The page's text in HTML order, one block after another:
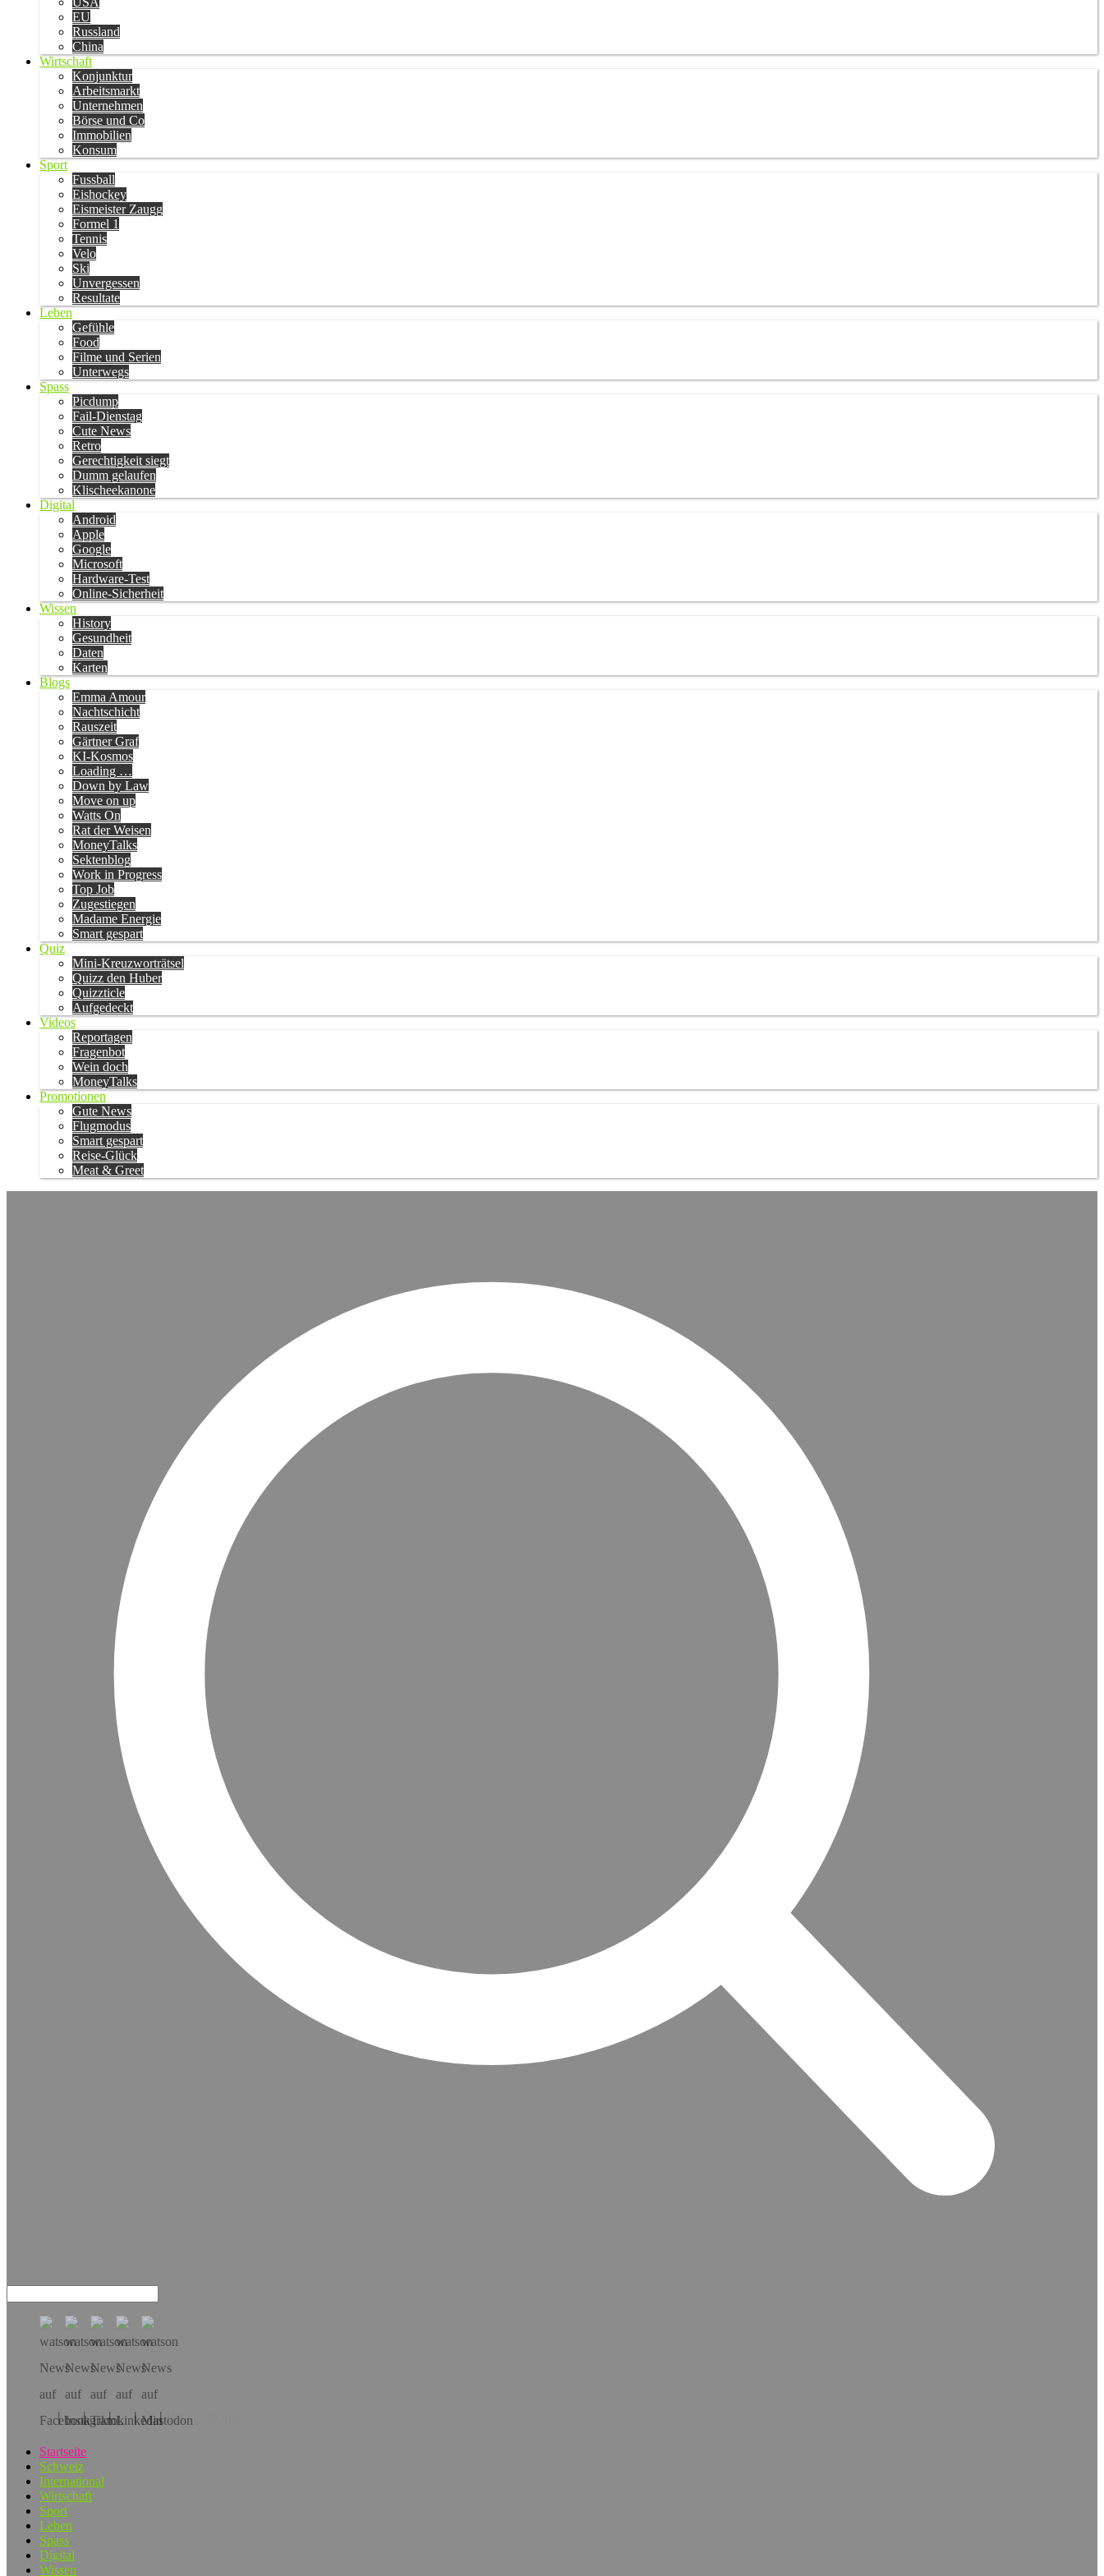
EU
Russland
China
Wirtschaft
Konjunktur
Arbeitsmarkt
Unternehmen
Börse und Co
Immobilien
Konsum
Sport
Fussball
Eishockey
Eismeister Zaugg
Formel 1
Tennis
Velo
Ski
Unvergessen
Resultate
Leben
Gefühle
Food
Filme und Serien
Unterwegs
Spass
Picdump
Fail-Dienstag
Cute News
Retro
Gerechtigkeit siegt
Dumm gelaufen
Klischeekanone
Digital
Android
Apple
Google
Microsoft
Hardware-Test
Online-Sicherheit
Wissen
History
Gesundheit
Daten
Karten
Blogs
Emma Amour
Nachtschicht
Rauszeit
Gärtner Graf
KI-Kosmos
Loading …
Down by Law
Move on up
Watts On
Rat der Weisen
MoneyTalks
Sektenblog
Work in Progress
Top Job
Zugestiegen
Madame Energie
Smart gespart
Quiz
Mini-Kreuzworträtsel
Quizz den Huber
Quizzticle
Aufgedeckt
Videos
Reportagen
Fragenbot
Wein doch
MoneyTalks
Promotionen
Gute News
Flugmodus
Smart gespart
Reise-Glück
Meat & Greet
Hol dir die App!
Startseite
Schweiz
International
Wirtschaft
Sport
Leben
Spass
Digital
Wissen